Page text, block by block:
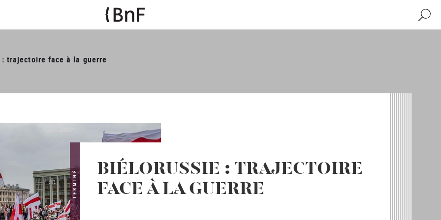
trajectoire face à la guerre
TERMINÉ
BIÉLORUSSIE : TRAJECTOIRE
FACE À LA GUERRE